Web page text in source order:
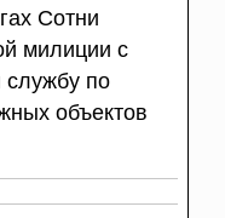
Сотни
милиции с
службу по
объектов